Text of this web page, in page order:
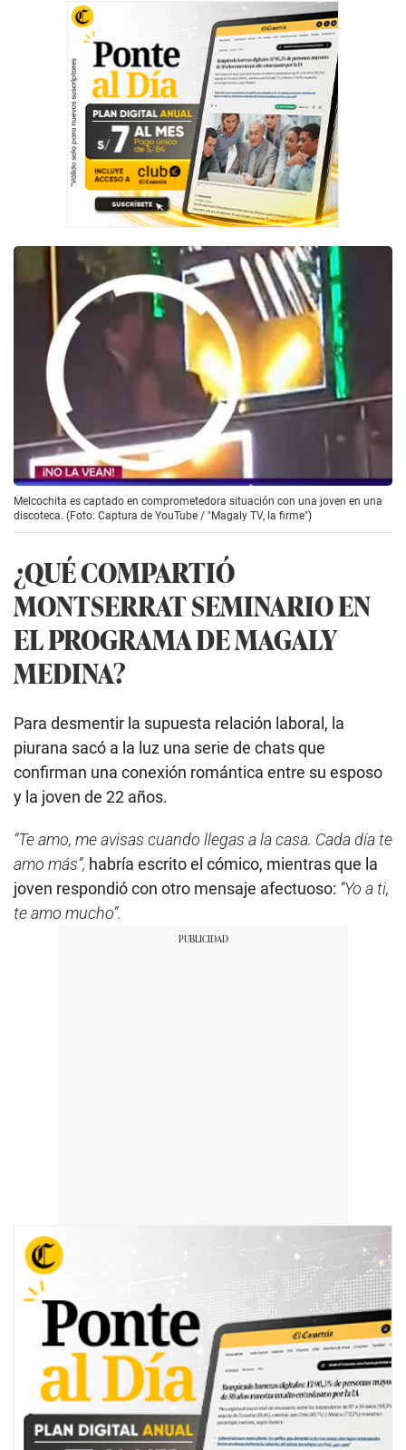
Melcochita es captado en comprometedora situación con una joven en una
discoteca. (Foto: Captura de YouTube / "Magaly TV, la firme")
¿QUÉ COMPARTIÓ
MONTSERRAT SEMINARIO EN
EL PROGRAMA DE MAGALY
MEDINA?
Para desmentir la supuesta relación laboral, la
piurana sacó a la luz una serie de chats que
confirman una conexión romántica entre su esposo
y la joven de 22 años.
“Te amo, me avisas cuando llegas a la casa. Cada día te
amo más”, habría escrito el cómico, mientras que la
joven respondió con otro mensaje afectuoso: “Yo a ti,
te amo mucho”.